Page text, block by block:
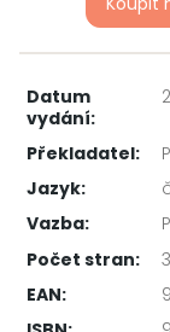
Datum
vydání:
Překladatel:
Jazyk:
Vazba:
Počet stran:
EAN: